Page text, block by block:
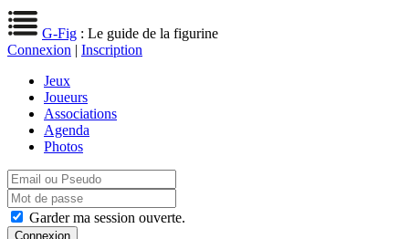
G-Fig : Le guide de la figurine
Connexion | Inscription
Jeux
Joueurs
Associations
Agenda
Photos
Garder ma session ouverte.